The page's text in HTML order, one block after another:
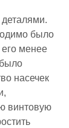
было
его менее
насечек
винтовую